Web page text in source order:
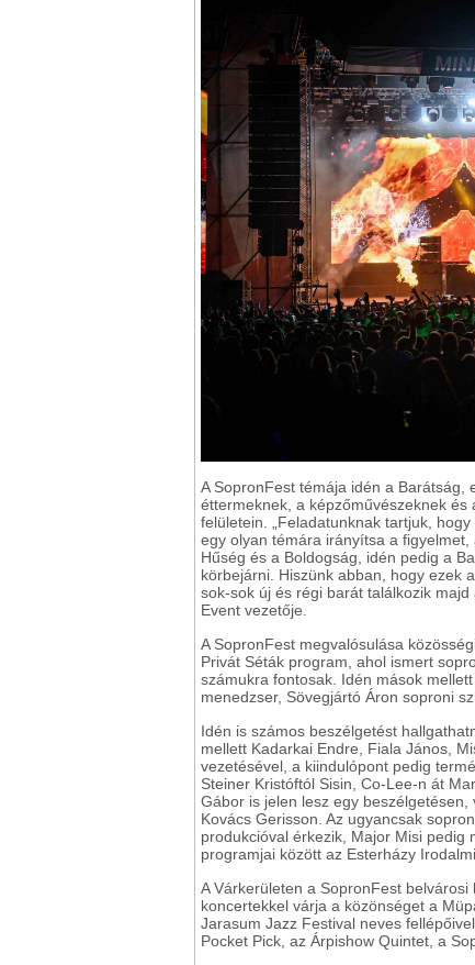
A SopronFest témája idén a
éttermeknek, a képzőművészeknek
felületein. „Feladatunknak tartjuk,
egy olyan témára irányítsa a
Hűség és a Boldogság, idén pedig a
körbejárni. Hiszünk abban, hogy ezek
sok-sok új és régi barát találkozik
Event vezetője.
A SopronFest megvalósulása
Privát Séták program, ahol ismert
számukra fontosak. Idén mások
menedzser, Sövegjártó Áron soproni
Idén is számos beszélgetést
mellett Kadarkai Endre, Fiala János,
vezetésével, a kiindulópont pedig
Steiner Kristóftól Sisin, Co-Lee-n át
Gábor is jelen lesz egy
Kovács Gerisson. Az ugyancsak
produkcióval érkezik, Major Misi pedig
programjai között az Esterházy
A Várkerületen a SopronFest
koncertekkel várja a közönséget a
Jarasum Jazz Festival neves
Pocket Pick, az Árpishow Quintet, a